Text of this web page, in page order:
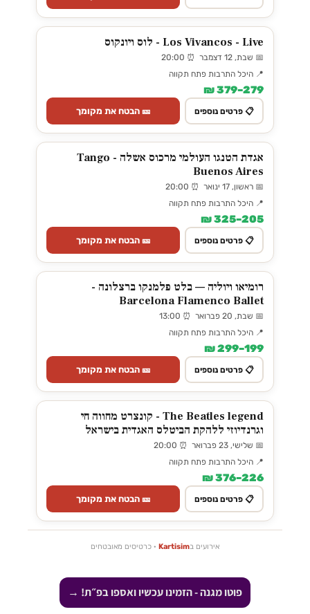
Los Vivancos - Live - לוס ויונקוס
📅 שבת, 12 דצמבר ⏰ 20:00
📍 היכל התרבות פתח תקווה
279–379 ₪
📋 פרטים נוספים 🎫 הבטח את מקומך
אגדת הטנגו העולמי מרכוס אשלה - Tango
Buenos Aires
📅 ראשון, 17 ינואר ⏰ 20:00
📍 היכל התרבות פתח תקווה
205–325 ₪
📋 פרטים נוספים 🎫 הבטח את מקומך
רומיאו ויוליה — בלט פלמנקו ברצלונה -
Barcelona Flamenco Ballet
📅 שבת, 20 פברואר ⏰ 13:00
📍 היכל התרבות פתח תקווה
199–299 ₪
📋 פרטים נוספים 🎫 הבטח את מקומך
The Beatles legend - קונצרט מחווה חי
וגרנדיוזי ללהקת הביטלס האגדית בישראל
📅 שלישי, 23 פברואר ⏰ 20:00
📍 היכל התרבות פתח תקווה
226–376 ₪
📋 פרטים נוספים 🎫 הבטח את מקומך
אירועים בKartisim · כרטיסים מאובטחים
פוטו מגנה - הזמינו עכשיו ואספו בפ״ת! →